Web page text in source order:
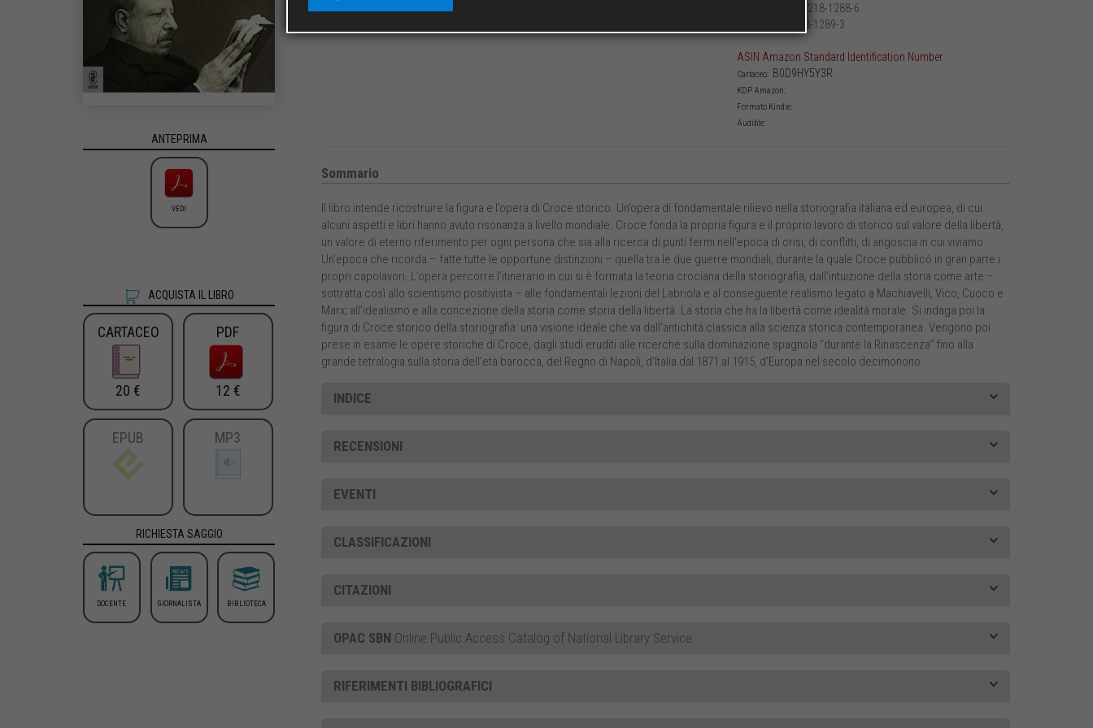
ANTEPRIMA
VEDI
ACQUISTA IL LIBRO
CARTACEO
20 €
PDF
12 €
EPUB MP3
RICHIESTA SAGGIO
DOCENTE GIORNALISTA BIBLIOTECA
979-12-218-1288-6
979-12-218-1289-3
ASIN Amazon Standard Identification Number
Cartaceo: B0D9HY5Y3R
KDP Amazon:
Formato Kindle:
Audible:
Sommario
Il libro intende ricostruire la figura e l’opera di Croce storico. Un’opera di fondamentale rilievo nella storiografia italiana ed europea, di cui
alcuni aspetti e libri hanno avuto risonanza a livello mondiale. Croce fonda la propria figura e il proprio lavoro di storico sul valore della libertà,
un valore di eterno riferimento per ogni persona che sia alla ricerca di punti fermi nell’epoca di crisi, di conflitti, di angoscia in cui viviamo.
Un’epoca che ricorda – fatte tutte le opportune distinzioni – quella tra le due guerre mondiali, durante la quale Croce pubblicò in gran parte i
propri capolavori. L’opera percorre l’itinerario in cui si è formata la teoria crociana della storiografia, dall’intuizione della storia come arte –
sottratta così allo scientismo positivista – alle fondamentali lezioni del Labriola e al conseguente realismo legato a Machiavelli, Vico, Cuoco e
Marx; all’idealismo e alla concezione della storia come storia della libertà. La storia che ha la libertà come idealità morale. Si indaga poi la
figura di Croce storico della storiografia: una visione ideale che va dall’antichità classica alla scienza storica contemporanea. Vengono poi
prese in esame le opere storiche di Croce, dagli studi eruditi alle ricerche sulla dominazione spagnola “durante la Rinascenza” fino alla
grande tetralogia sulla storia dell’età barocca, del Regno di Napoli, d’Italia dal 1871 al 1915, d’Europa nel secolo decimonono.
INDICE
RECENSIONI
EVENTI
CLASSIFICAZIONI
CITAZIONI
OPAC SBN Online Public Access Catalog of National Library Service
RIFERIMENTI BIBLIOGRAFICI